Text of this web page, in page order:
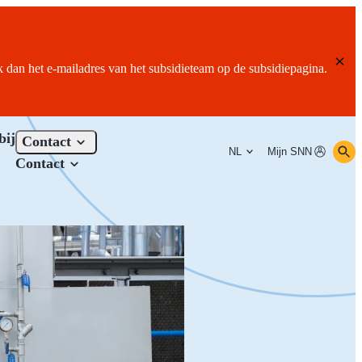
het e-mailadres van het subsidieteam op de subsidiepagina.
Contact
Contact
NL Mijn SNN